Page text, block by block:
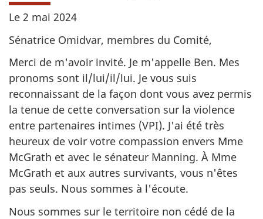
Le 2 mai 2024
Sénatrice Omidvar, membres du Comité,
Merci de m'avoir invité. Je m'appelle Ben. Mes
pronoms sont il/lui/il/lui. Je vous suis
reconnaissant de la façon dont vous avez permis
la tenue de cette conversation sur la violence
entre partenaires intimes (VPI). J'ai été très
heureux de voir votre compassion envers Mme
McGrath et avec le sénateur Manning. À Mme
McGrath et aux autres survivants, vous n'êtes
pas seuls. Nous sommes à l'écoute.
Nous sommes sur le territoire non cédé de la